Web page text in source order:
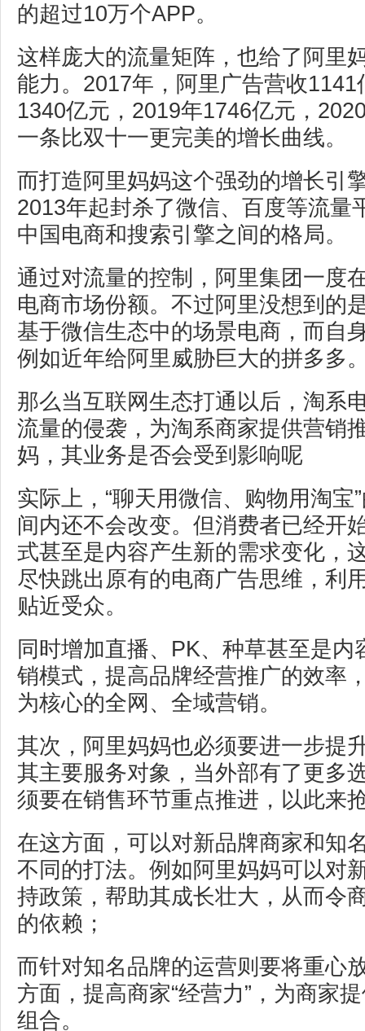
的超过10万个APP。
这样庞大的流量矩阵，也给了阿里
能力。2017年，阿里广告营收
1340亿元，2019年1746亿元，
一条比双十一更完美的增长曲线。
而打造阿里妈妈这个强劲的增长引
2013年起封杀了微信、百度等流量
中国电商和搜索引擎之间的格局。
通过对流量的控制，阿里集团一度
电商市场份额。不过阿里没想到的
基于微信生态中的场景电商，而自
例如近年给阿里威胁巨大的拼多多
那么当互联网生态打通以后，淘系
流量的侵袭，为淘系商家提供营销
妈，其业务是否会受到影响呢
实际上，“聊天用微信、购物用淘宝
间内还不会改变。但消费者已经开
式甚至是内容产生新的需求变化，
尽快跳出原有的电商广告思维，利
贴近受众。
同时增加直播、PK、种草甚至是内
销模式，提高品牌经营推广的效率
为核心的全网、全域营销。
其次，阿里妈妈也必须要进一步提
其主要服务对象，当外部有了更多
须要在销售环节重点推进，以此来
在这方面，可以对新品牌商家和知
不同的打法。例如阿里妈妈可以对
持政策，帮助其成长壮大，从而令
的依赖；
而针对知名品牌的运营则要将重心
方面，提高商家“经营力”，为商家
组合。